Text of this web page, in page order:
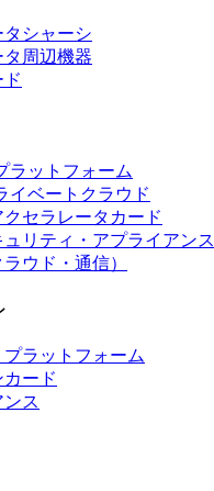
シャーシ
周辺機器
ラットフォーム
イベートクラウド
セラレータカード
リティ・アプライアンス
ウド・通信）
ラットフォーム
ード
ス